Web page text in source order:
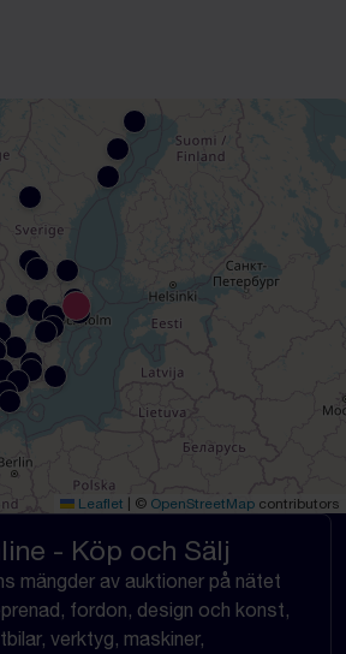
Leaflet | © OpenStreetMap contributors
- Köp och Sälj
mängder av auktioner på nätet
fordon, design och konst,
verktyg, maskiner,